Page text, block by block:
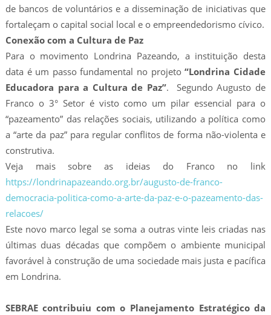
de bancos de voluntários e a disseminação de iniciativas que
fortaleçam o capital social local e o empreendedorismo cívico.
Conexão com a Cultura de Paz
Para o movimento Londrina Pazeando, a instituição desta
data é um passo fundamental no projeto“Londrina Cidade
Educadora para a Cultura de Paz”. Segundo Augusto de
Franco o 3° Setor é visto como um pilar essencial para o
“pazeamento” das relações sociais, utilizando a política como
a “arte da paz” para regular conflitos de forma não-violenta e
construtiva.
Veja mais sobre as ideias do Franco no link
https://londrinapazeando.org.br/augusto-de-franco-
democracia-politica-como-a-arte-da-paz-e-o-pazeamento-das-
relacoes/
Este novo marco legal se soma a outras vinte leis criadas nas
últimas duas décadas que compõem o ambiente municipal
favorável à construção de uma sociedade mais justa e pacífica
em Londrina.
SEBRAE contribuiu com o Planejamento Estratégico da